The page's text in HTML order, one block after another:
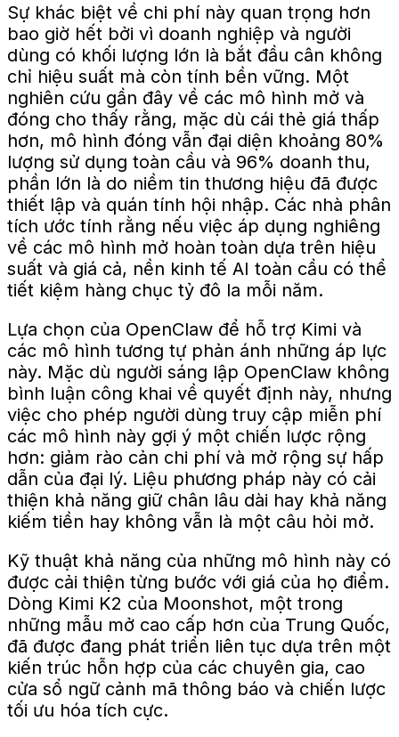
Sự khác biệt về chi phí này quan trọng hơn
bao giờ hết bởi vì doanh nghiệp và người
dùng có khối lượng lớn là bắt đầu cân không
chỉ hiệu suất mà còn tính bền vững. Một
nghiên cứu gần đây về các mô hình mở và
đóng cho thấy rằng, mặc dù cái thẻ giá thấp
hơn, mô hình đóng vẫn đại diện khoảng 80%
lượng sử dụng toàn cầu và 96% doanh thu,
phần lớn là do niềm tin thương hiệu đã được
thiết lập và quán tính hội nhập. Các nhà phân
tích ước tính rằng nếu việc áp dụng nghiêng
về các mô hình mở hoàn toàn dựa trên hiệu
suất và giá cả, nền kinh tế AI toàn cầu có thể
tiết kiệm hàng chục tỷ đô la mỗi năm.
Lựa chọn của OpenClaw để hỗ trợ Kimi và
các mô hình tương tự phản ánh những áp lực
này. Mặc dù người sáng lập OpenClaw không
bình luận công khai về quyết định này, nhưng
việc cho phép người dùng truy cập miễn phí
các mô hình này gợi ý một chiến lược rộng
hơn: giảm rào cản chi phí và mở rộng sự hấp
dẫn của đại lý. Liệu phương pháp này có cải
thiện khả năng giữ chân lâu dài hay khả năng
kiếm tiền hay không vẫn là một câu hỏi mở.
Kỹ thuật khả năng của những mô hình này có
được cải thiện từng bước với giá của họ điểm.
Dòng Kimi K2 của Moonshot, một trong
những mẫu mở cao cấp hơn của Trung Quốc,
đã được đang phát triển liên tục dựa trên một
kiến ​​trúc hỗn hợp của các chuyên gia, cao
cửa sổ ngữ cảnh mã thông báo và chiến lược
tối ưu hóa tích cực.